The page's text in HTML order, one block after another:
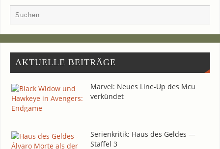
AKTU­EL­LE BEITRÄGE
Mar­vel: Neu­es Line-Up des Mcu
verkündet
Seri­en­kri­tik: Haus des Gel­des —
Staf­fel 3